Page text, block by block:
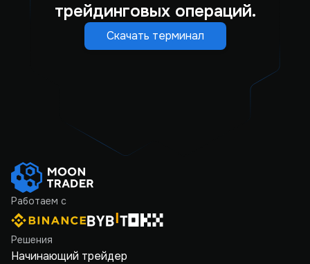
трейдинговых операций.
Скачать терминал
Работаем с
Решения
Начинающий трейдер